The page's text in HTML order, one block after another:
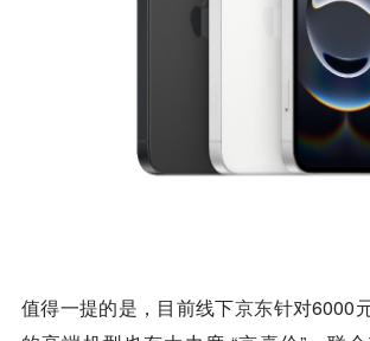
值得一提的是，目前线下京东针对6000